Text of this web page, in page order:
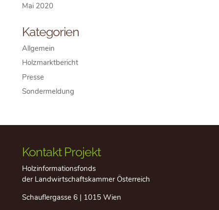
Mai 2020
Kategorien
Allgemein
Holzmarktbericht
Presse
Sondermeldung
Kontakt Projekt
Holzinformationsfonds
der Landwirtschaftskammer Österreich
Schauflergasse 6 | 1015 Wien